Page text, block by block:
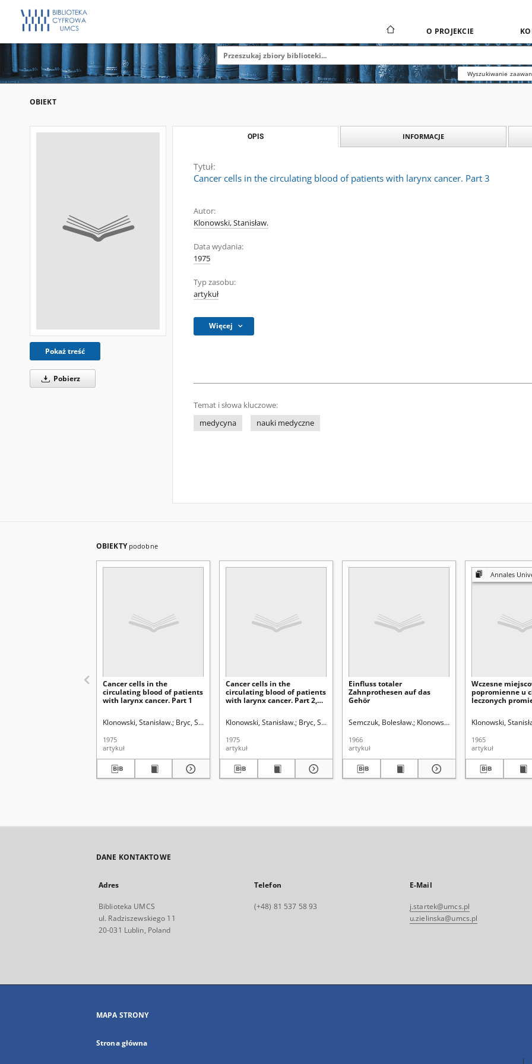
O PROJEKCIE
Wyszukiwanie
OBIEKT
Pokaż treść
Pobierz
OPIS INFORMACJE
Tytuł:
Cancer cells in the circulating blood of patients with larynx cancer. Part 3
Autor:
Klonowski, Stanisław.
Data wydania:
1975
Typ zasobu:
artykuł
Więcej
Temat i słowa kluczowe:
medycyna
nauki medyczne
OBIEKTY podobne
Cancer cells in the
circulating blood of patients
with larynx cancer. Part 1
Klonowski, Stanisław. Bryc, Stanisław (1928- ). Redaktor sekcji
1975
artykuł
Cancer cells in the
circulating blood of patients
with larynx cancer. Part 2,
Klonowski, Stanisław. Bryc, Stanisław (1928- ). Redaktor sekcji
1975
artykuł
Einfluss totaler
Zahnprothesen auf das
Gehör
Semczuk, Bolesław. Klonowski, Stanisław. Klonowski,
1966
artykuł
Annales Universitatis Mariae Curie-
Wczesne
popromienne u
leczonych
Klonowski,
1965
artykuł
DANE KONTAKTOWE
Adres
Biblioteka UMCS
ul. Radziszewskiego 11
20-031 Lublin, Poland
Telefon
(+48) 81 537 58 93
E-Mail
j.startek@umcs.pl
u.zielinska@umcs.pl
MAPA STRONY
Strona główna